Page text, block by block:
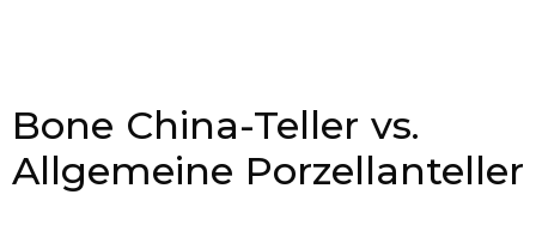
Bone China-Teller vs.
Allgemeine Porzellanteller